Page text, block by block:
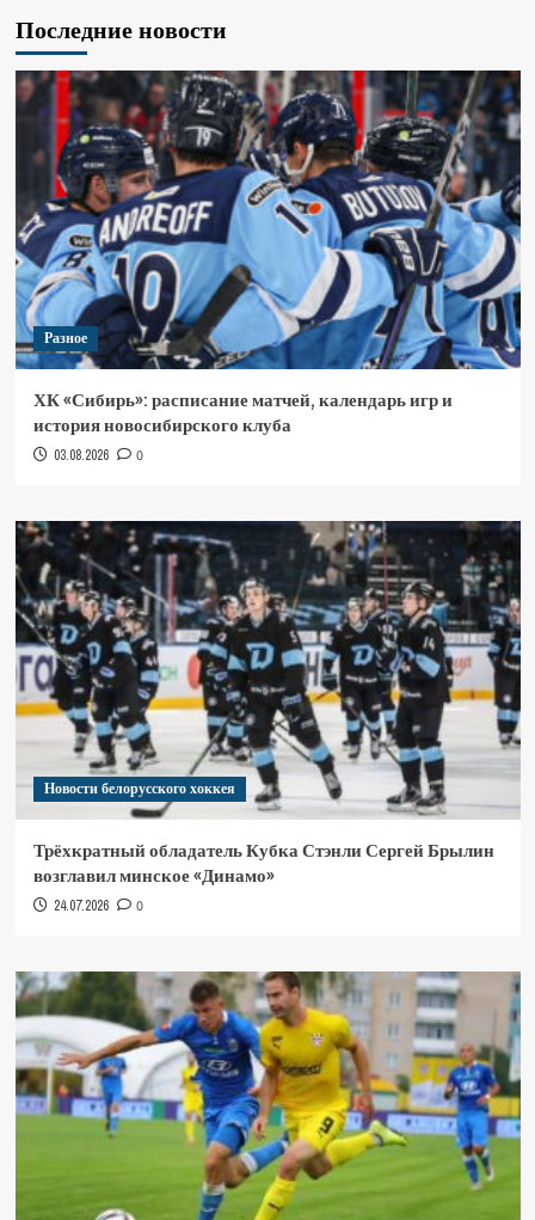
Последние новости
Разное
ХК «Сибирь»: расписание матчей, календарь игр и
история новосибирского клуба
03.08.2026 0
Новости белорусского хоккея
Трёхкратный обладатель Кубка Стэнли Сергей Брылин
возглавил минское «Динамо»
24.07.2026 0